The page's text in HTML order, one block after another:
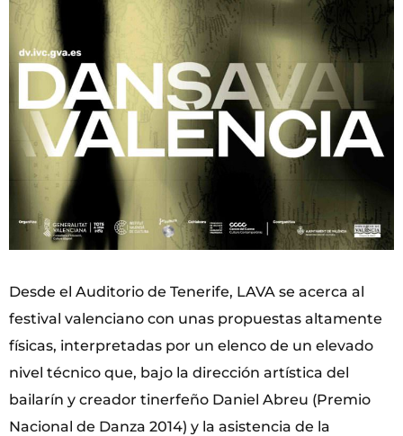
Desde el Auditorio de Tenerife, LAVA se acerca al
festival valenciano con unas propuestas altamente
físicas, interpretadas por un elenco de un elevado
nivel técnico que, bajo la dirección artística del
bailarín y creador tinerfeño Daniel Abreu (Premio
Nacional de Danza 2014) y la asistencia de la